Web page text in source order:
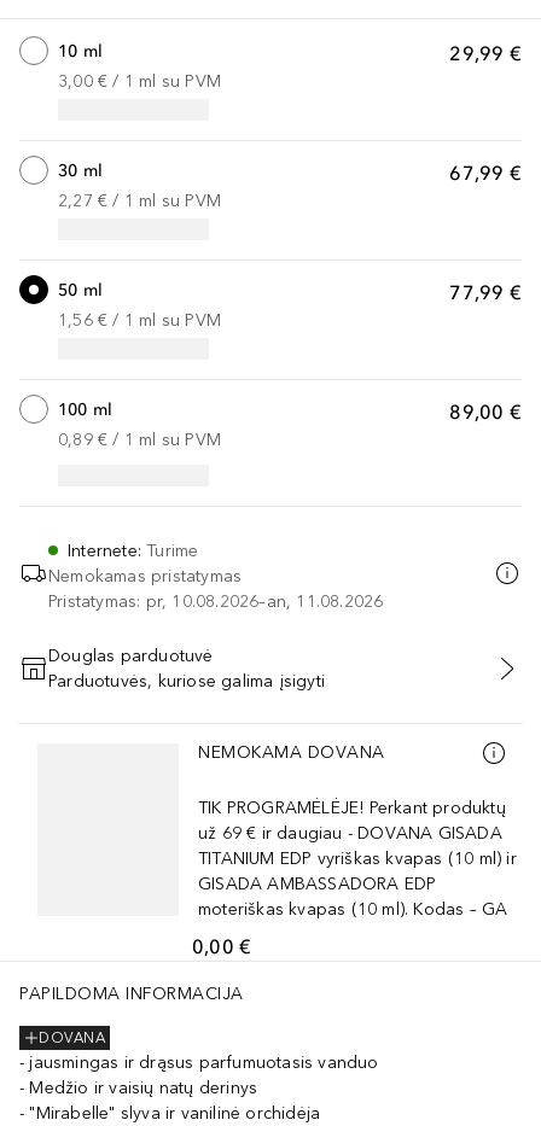
29,99 €
10 ml
3,00 € / 1 ml su PVM
67,99 €
30 ml
2,27 € / 1 ml su PVM
77,99 €
50 ml
1,56 € / 1 ml su PVM
89,00 €
100 ml
0,89 € / 1 ml su PVM
Internete:Turime
Nemokamas pristatymas
Pristatymas: pr, 10.08.2026–an, 11.08.2026
PRIDĖTI Į KREPŠELĮ
Douglas parduotuvė
Parduotuvės, kuriose galima įsigyti
Praleisti slankiklį
NEMOKAMA DOVANA
TIK PROGRAMĖLĖJE! Perkant produktų
už 69 € ir daugiau - DOVANA GISADA
TITANIUM EDP vyriškas kvapas (10 ml) ir
GISADA AMBASSADORA EDP
moteriškas kvapas (10 ml). Kodas – GA
0,00 €
PAPILDOMA INFORMACIJA
DOVANA
jausmingas ir drąsus parfumuotasis vanduo
Medžio ir vaisių natų derinys
"Mirabelle" slyva ir vanilinė orchidėja